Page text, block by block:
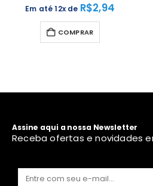
Em até 12x de R$2,94
COMPRAR
Assine aqui a nossa Newsletter
Receba ofertas e novidades